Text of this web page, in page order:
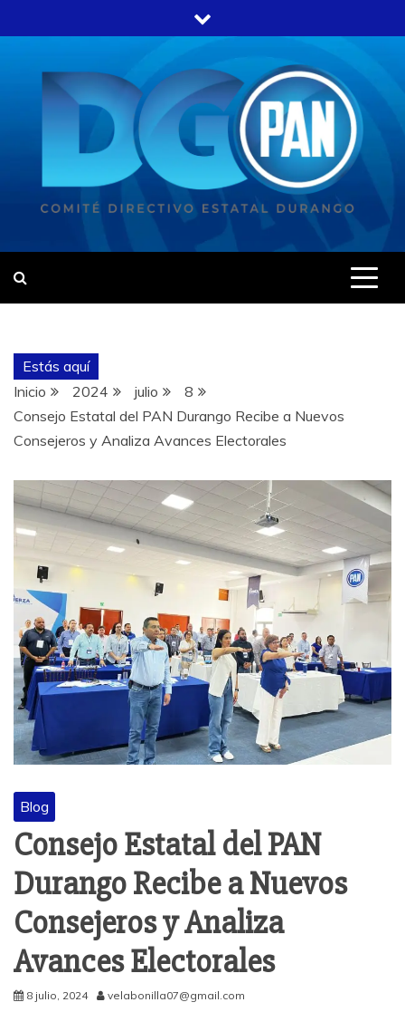
Estás aquí
Inicio
2024 julio
8
Consejo Estatal del PAN Durango Recibe a Nuevos
Consejeros y Analiza Avances Electorales
Blog
Consejo Estatal del PAN
Durango Recibe a Nuevos
Consejeros y Analiza
Avances Electorales
8 julio, 2024 velabonilla07@gmail.com